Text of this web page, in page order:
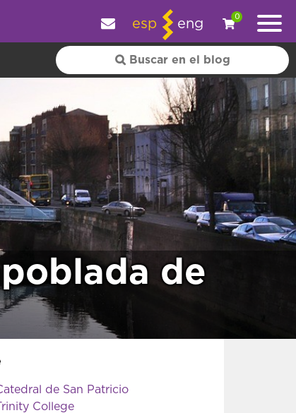
esp eng
0
de
de San Patricio
College
tu experiencia. + información